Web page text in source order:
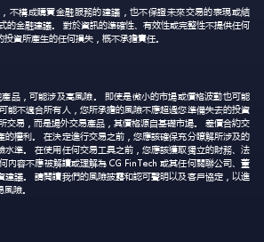
不構成購買金融服務的建議，也不保證未來交易的表現或結
的金融建議。 對於資訊的準確性、有效性或完整性不提供任何
資所產生的任何損失，概不承擔責任。
品，可能涉及高風險。 即使是微小的市場或價格波動也可能
能不適合所有人，您所承擔的風險不應超過您準備失去的投資
交易，而是場外交易產品，其價格源自基礎市場。 差價合約交
的權利。 在決定進行交易之前，您應該確保充分瞭解所涉及的
水準。 在使用任何交易工具之前，您應該獲取獨立的財務、法
內容不應被解讀或理解為 CG FinTech 或其任何關聯公司、董
建議。 請閱讀我們的風險披露和認可聲明以及客戶協定，以進
險。